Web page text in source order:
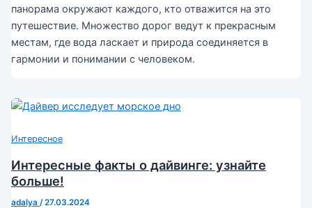
панорама окружают каждого, кто отважится на это
путешествие. Множество дорог ведут к прекрасным
местам, где вода ласкает и природа соединяется в
гармонии и понимании с человеком.
Интересное
Интересные факты о дайвинге: узнайте
больше!
adalya /27.03.2024